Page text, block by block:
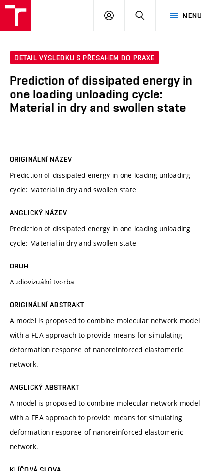
MENU
PŘIHLÁSIT
DETAIL VÝSLEDKU S PŘESAHEM DO PRAXE
Prediction of dissipated energy in
one loading unloading cycle:
Material in dry and swollen state
ORIGINÁLNÍ NÁZEV
Prediction of dissipated energy in one loading unloading
cycle: Material in dry and swollen state
ANGLICKÝ NÁZEV
Prediction of dissipated energy in one loading unloading
cycle: Material in dry and swollen state
DRUH
Audiovizuální tvorba
ORIGINÁLNÍ ABSTRAKT
A model is proposed to combine molecular network model
with a FEA approach to provide means for simulating
deformation response of nanoreinforced elastomeric
network.
ANGLICKÝ ABSTRAKT
A model is proposed to combine molecular network model
with a FEA approach to provide means for simulating
deformation response of nanoreinforced elastomeric
network.
KLÍČOVÁ SLOVA